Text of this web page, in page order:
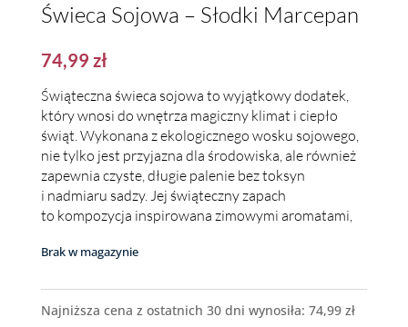
Świeca Sojowa – Słodki Marcepan
74,99 zł
Świąteczna świeca sojowa to wyjątkowy dodatek,
który wnosi do wnętrza magiczny klimat i ciepło
świąt. Wykonana z ekologicznego wosku sojowego,
nie tylko jest przyjazna dla środowiska, ale również
zapewnia czyste, długie palenie bez toksyn
i nadmiaru sadzy. Jej świąteczny zapach
to kompozycja inspirowana zimowymi aromatami,
Brak w magazynie
Najniższa cena z ostatnich 30 dni wynosiła: 74,99 zł